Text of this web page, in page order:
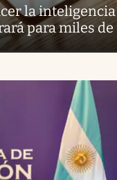
la inteligencia
para miles de